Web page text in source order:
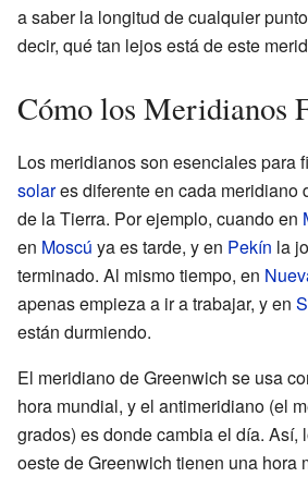
a saber la longitud de cualquier
decir, qué tan lejos está de este
Cómo los Meridianos
Los meridianos son esenciales para
solares diferente en cada meridiano
de la Tierra. Por ejemplo, cuando en
en Moscú ya es tarde, y en Pekín la
terminado. Al mismo tiempo, en
apenas empieza a ir a trabajar, y en
están durmiendo.
El meridiano de Greenwich se usa
hora mundial, y el antimeridiano (el
grados) es donde cambia el día. Así,
oeste de Greenwich tienen una hora